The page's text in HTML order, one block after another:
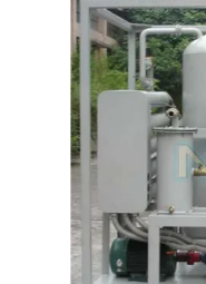
PRIVACY
POLICY